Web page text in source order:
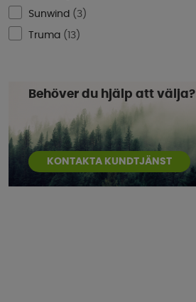
Sunwind ( 3)
Truma (13 )
Behöver du hjälp att välja?
KONTAKTA KUNDTJÄNST